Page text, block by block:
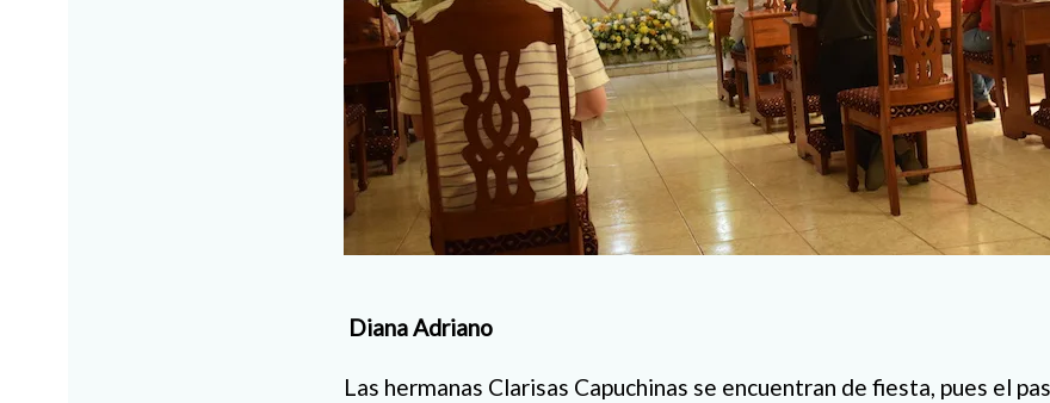
Diana Adriano
Las hermanas Clarisas Capuchinas se encuentran de fiesta, pues el